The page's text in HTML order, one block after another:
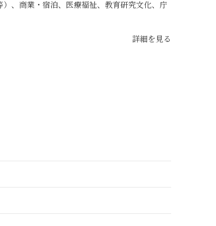
、商業・宿泊、医療福祉、教育研究文化、庁
詳細を見る